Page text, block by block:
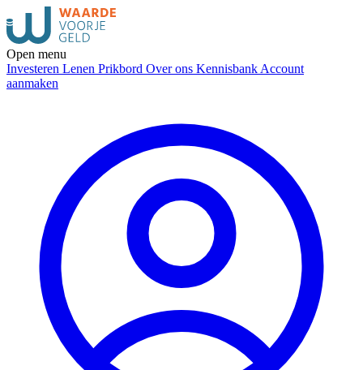
Open menu
Investeren Lenen Prikbord Over ons Kennisbank Account
aanmaken